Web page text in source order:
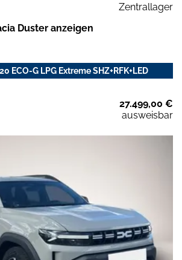
Zentrallager
Duster anzeigen
ECO-G LPG Extreme SHZ+RFK+LED
27.499,00 €
ausweisbar